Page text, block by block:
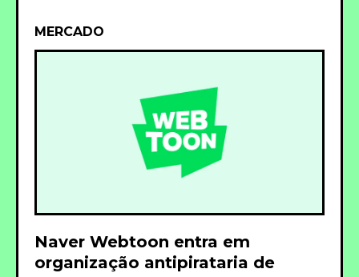
MERCADO
Naver Webtoon entra em
organização antipirataria de